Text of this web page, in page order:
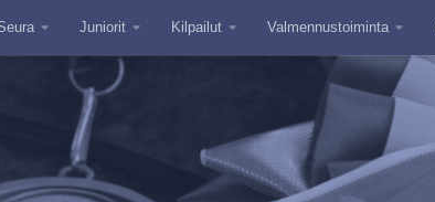
Juniorit Kilpailut Valmennustoiminta